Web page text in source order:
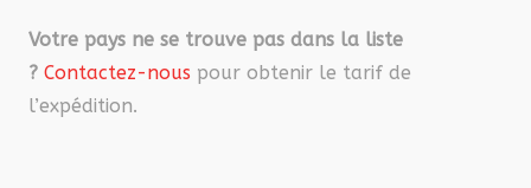
Votre pays ne se trouve pas dans la liste
? Contactez-nous pour obtenir le tarif de
l’expédition.